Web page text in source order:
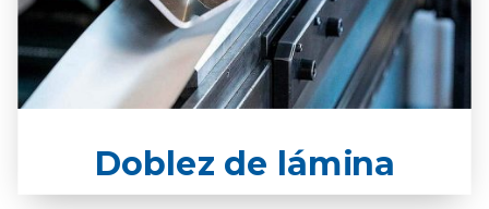
Doblez de lámina